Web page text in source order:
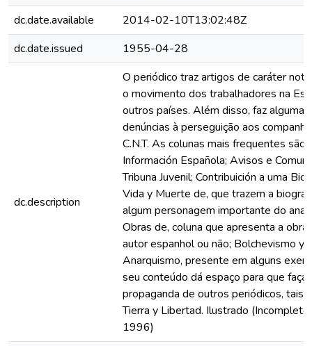
dc.date.available
2014-02-10T13:02:48Z
dc.date.issued
1955-04-28
dc.description
O periódico traz artigos de caráter
o movimento dos trabalhadores na
outros países. Além disso, faz
denúncias à perseguição aos
C.N.T. As colunas mais frequentes
Información Española; Avisos e
Tribuna Juvenil; Contribuición a uma
Vida y Muerte de, que trazem a
algum personagem importante do
Obras de, coluna que apresenta a obra
autor espanhol ou não; Bolchevismo y
Anarquismo, presente em alguns
seu conteúdo dá espaço para que faça
propaganda de outros periódicos, tais
Tierra y Libertad. Ilustrado
1996)